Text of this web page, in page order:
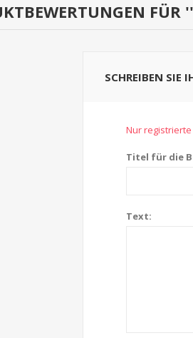
FÜR
SCHREIBEN SIE
Nur
Titel für die
Text: